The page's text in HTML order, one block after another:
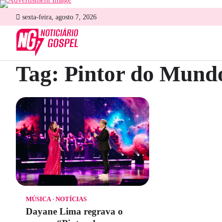
Skip
content
sexta-feira, agosto 7, 2026
Tag: Pintor do
MÚSICA NOTÍCIAS
Dayane Lima regrava o